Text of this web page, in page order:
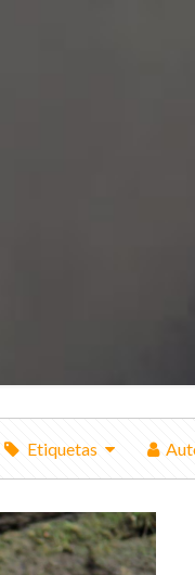
Etiquetas